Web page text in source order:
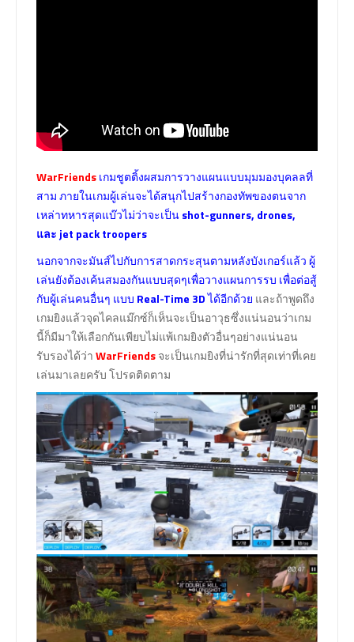
WarFriendsเกมชูตติ้งผสมการวางแผนแบบมุมมองบุคลลที่
สาม ภายในเกมผู้เล่นจะได้สนุกไปสร้างกองทัพของตนจาก
เหล่าทหารสุดแบ๊วไม่ว่าจะเป็นshot-gunners, drones,
และ jet pack troopers
นอกจากจะมันส์ไปกับการสาดกระสุนตามหลังบังเกอร์แล้ว ผู้
เล่นยังต้องเค้นสมองกันแบบสุดๆเพื่อวางแผนการรบ เพื่อต่อสู้
กับผู้เล่นคนอื่นๆ แบบ Real-Time 3Dได้อีกด้วย และถ้าพูดถึง
เกมยิงแล้วจุดไคลแม๊กซ์ก็เห็นจะเป็นอาวุธซึ่งแน่นอนว่าเกม
นี้ก็มีมาให้เลือกกันเพียบไม่แพ้เกมยิงตัวอื่นๆอย่างแน่นอน
รับรองได้ว่าWarFriendsจะเป็นเกมยิงที่น่ารักที่สุดเท่าที่เคย
เล่นมาเลยครับ โปรดติดตาม